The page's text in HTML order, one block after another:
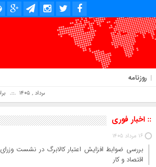
روزنامه
:: اخبار فوری
16 مرداد 1405
بررسی ضوابط افزایش اعتبار کالابرگ در نشست وزرای
اقتصاد و کار